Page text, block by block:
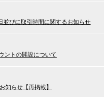
並びに取引時間に関するお知らせ
ントの開設について
知らせ【再掲載】